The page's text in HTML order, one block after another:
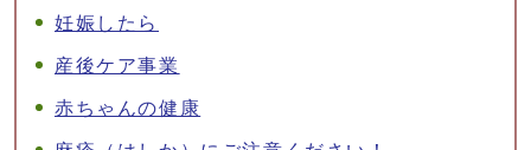
妊娠したら
産後ケア事業
赤ちゃんの健康